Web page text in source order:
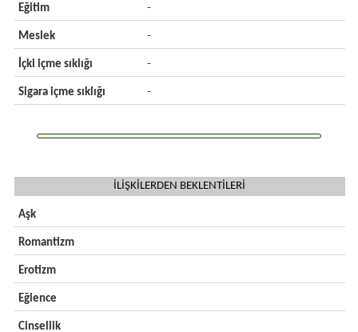
Eğitim -
Meslek -
İçki içme sıklığı -
Sigara içme sıklığı -
İLİŞKİLERDEN BEKLENTİLERİ
Aşk
Romantizm
Erotizm
Eğlence
Cinsellik